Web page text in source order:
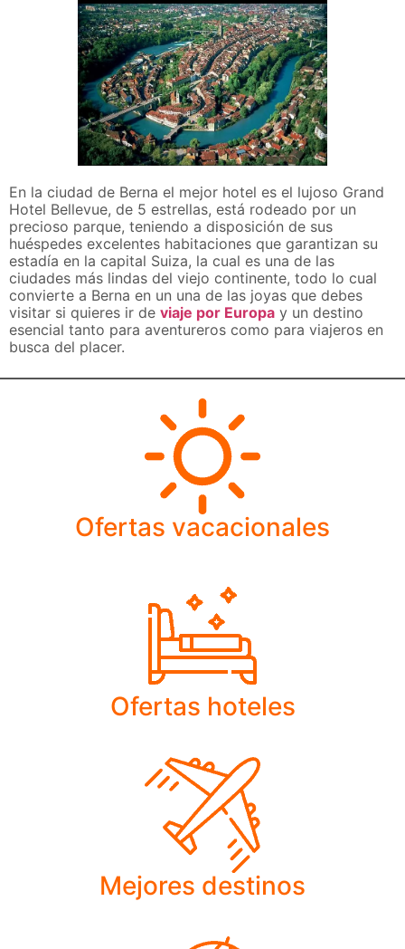
En la ciudad de Berna el mejor hotel es el lujoso Grand
Hotel Bellevue, de 5 estrellas, está rodeado por un
precioso parque, teniendo a disposición de sus
huéspedes excelentes habitaciones que garantizan su
estadía en la capital Suiza, la cual es una de las
ciudades más lindas del viejo continente, todo lo cual
convierte a Berna en un una de las joyas que debes
visitar si quieres ir de viaje por Europa y un destino
esencial tanto para aventureros como para viajeros en
busca del placer.
Ofertas vacacionales
Ofertas hoteles
Mejores destinos